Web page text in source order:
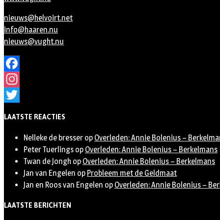
nieuws@helvoirt.net
info@haaren.nu
nieuws@vught.nu
Facebook
Instagram
LAATSTE REACTIES
Nelleke de bresser op Overleden: Annie Bolenius –
Peter Tuerlings op Overleden: Annie Bolenius – Berkelmans
Twan de Jongh op Overleden: Annie Bolenius – Berkelmans
Jan van Engelen op Probleem met de Geldmaat
Jan en Roos van Engelen op Overleden: Annie Bolenius –
LAATSTE BERICHTEN